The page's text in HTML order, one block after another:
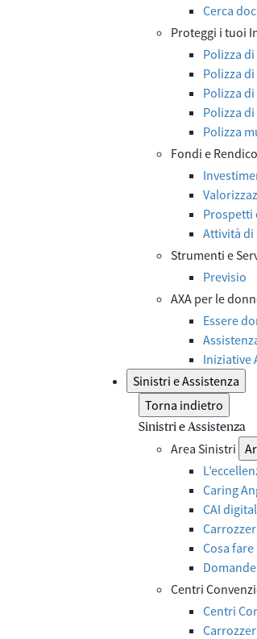
Cerca
Proteggi i tuoi
Polizza
Polizza
Polizza
Polizza
Polizza
Fondi e
Prospetti
Attività di
Strumenti e
Previsio
AXA per le
Essere
Iniziative
Sinistri e Assistenza
Torna indietro
Sinistri e Assistenza
Area Sinistri
Caring
CAI
Cosa
Centri
Centri